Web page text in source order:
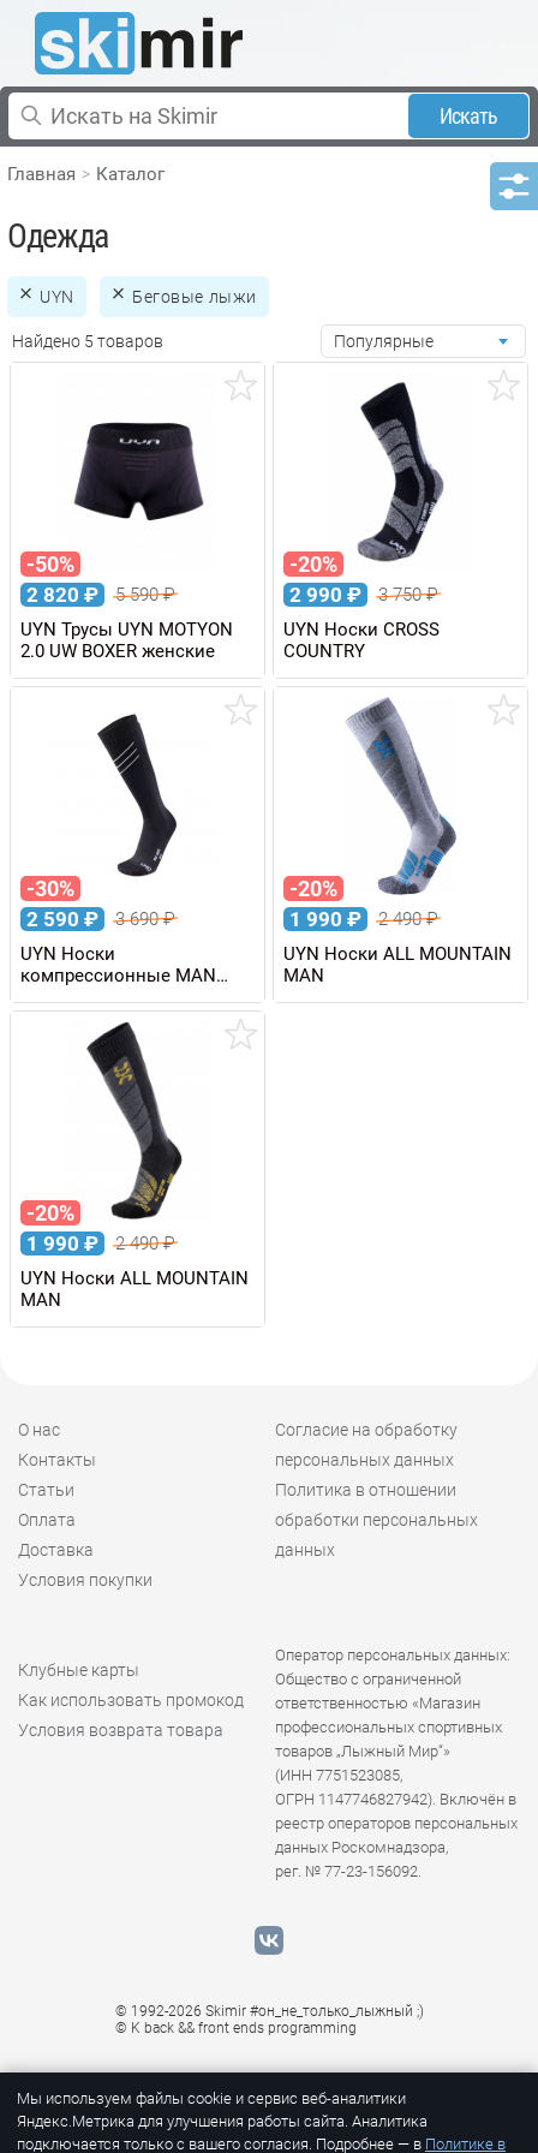
Искать
Главная Каталог
Одежда
UYN Беговые лыжи
Найдено 5 товаров Популярные
-50%
2 820 ₽ 5 590₽
UYN Трусы UYN MOTYON
2.0 UW BOXER женские
-20%
2 990 ₽ 3 750₽
UYN Носки CROSS
COUNTRY
-30%
2 590 ₽ 3 690₽
UYN Носки
компрессионные MAN
RACE SHAPE
-20%
1 990 ₽ 2 490₽
UYN Носки ALL MOUNTAIN
MAN
-20%
1 990 ₽ 2 490₽
UYN Носки ALL MOUNTAIN
MAN
О нас
Контакты
Статьи
Оплата
Доставка
Условия покупки
Согласие на обработку
персональных данных
Политика в отношении
обработки персональных
данных
Клубные карты
Как использовать промокод
Условия возврата товара
Оператор персональных данных:
Общество с ограниченной
ответственностью «Магазин
профессиональных спортивных
товаров „Лыжный Мир“»
(ИНН 7751523085,
ОГРН 1147746827942). Включён в
реестр операторов персональных
данных Роскомнадзора,
рег. № 77-23-156092.
© 1992-2026 Skimir #он_не_только_лыжный ;)
© K back && front ends programming
Мы используем файлы cookie и сервис веб-аналитики
Яндекс.Метрика для улучшения работы сайта. Аналитика
подключается только с вашего согласия. Подробнее — в Политике в